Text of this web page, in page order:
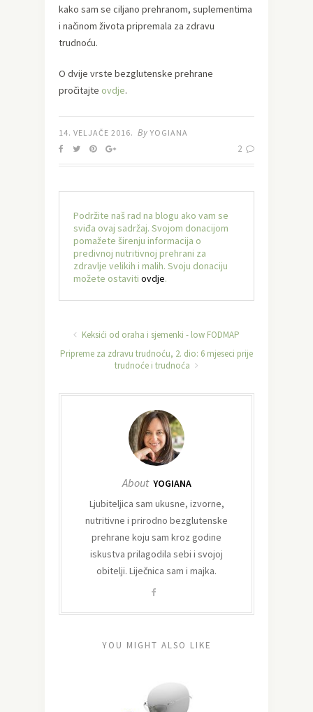
kako sam se ciljano prehranom, suplementima
i načinom života pripremala za zdravu
trudnoću.
O dvije vrste bezglutenske prehrane
pročitajte ovdje.
14. VELJAČE 2016. By YOGIANA
2
Podržite naš rad na blogu ako vam se
sviđa ovaj sadržaj. Svojom donacijom
pomažete širenju informacija o
predivnoj nutritivnoj prehrani za
zdravlje velikih i malih. Svoju donaciju
možete ostaviti ovdje.
Keksići od oraha i sjemenki - low FODMAP
Pripreme za zdravu trudnoću, 2. dio: 6 mjeseci prije
trudnoće i trudnoća
About YOGIANA
Ljubiteljica sam ukusne, izvorne,
nutritivne i prirodno bezglutenske
prehrane koju sam kroz godine
iskustva prilagodila sebi i svojoj
obitelji. Liječnica sam i majka.
YOU MIGHT ALSO LIKE